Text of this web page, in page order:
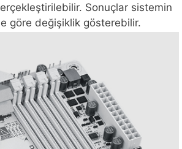
Sonuçlar sistemin
göre değişiklik gösterebilir.